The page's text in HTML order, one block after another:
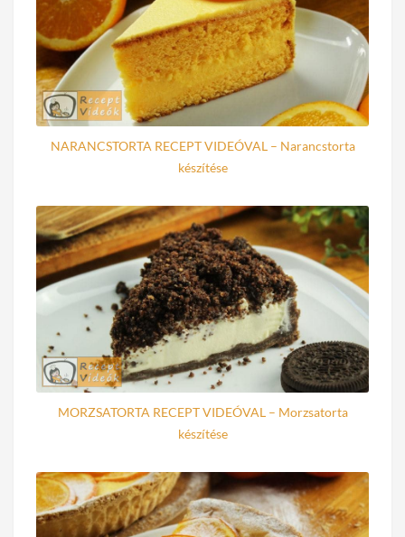
NARANCSTORTA RECEPT VIDEÓVAL – Narancstorta
készítése
MORZSATORTA RECEPT VIDEÓVAL – Morzsatorta
készítése